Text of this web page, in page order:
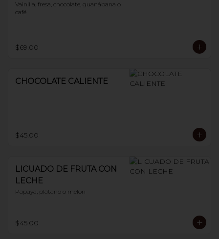
Vainilla, fresa, chocolate, guanábana o
café
$69.00
CHOCOLATE CALIENTE
$45.00
LICUADO DE FRUTA CON
LECHE
Papaya, plátano o melón
$45.00